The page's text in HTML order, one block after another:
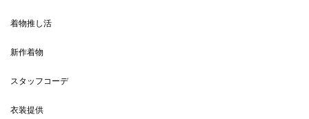
着物推し活
新作着物
スタッフコーデ
衣装提供